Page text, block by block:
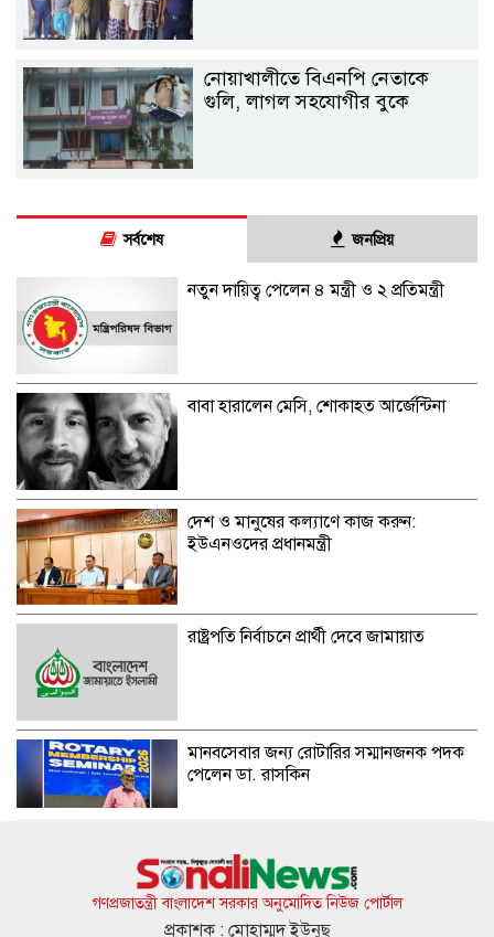
নোয়াখালীতে বিএনপি নেতাকে
গুলি, লাগল সহযোগীর বুকে
সর্বশেষ জনপ্রিয়
নতুন দায়িত্ব পেলেন ৪ মন্ত্রী ও ২ প্রতিমন্ত্রী
বাবা হারালেন মেসি, শোকাহত আর্জেন্টিনা
দেশ ও মানুষের কল্যাণে কাজ করুন:
ইউএনওদের প্রধানমন্ত্রী
রাষ্ট্রপতি নির্বাচনে প্রার্থী দেবে জামায়াত
মানবসেবার জন্য রোটারির সম্মানজনক পদক
পেলেন ডা. রাসকিন
হাসিনার নির্দেশে সালাহউদ্দিন আহমদকে গুম
করা হয়: তদন্ত সংস্থা
গণপ্রজাতন্ত্রী বাংলাদেশ সরকার অনুমোদিত নিউজ পোর্টাল
প্রকাশক : মোহাম্মদ ইউনুছ